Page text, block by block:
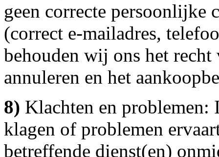
geen correcte persoonlijke
(correct e-mailadres,
behouden wij ons het
annuleren en het
8) Klachten en problemen:
klagen of problemen
betreffende dienst(en)